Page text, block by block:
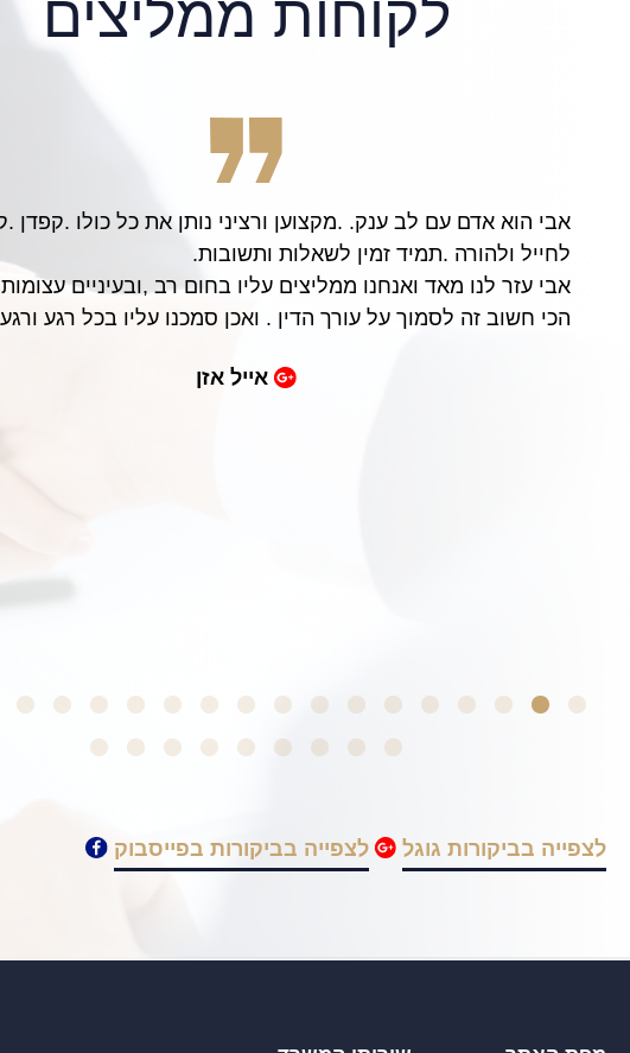
לקוחות ממליצים
אדם עם לב ענק. .מקצוען ורציני נותן את כל כולו .קפדן .קשוב
.תמיד זמין לשאלות ותשובות.
לנו מאד ואנחנו ממליצים עליו בחום רב ,ובעיניים עצומות ,.
זה לסמוך על עורך הדין . ואכן סמכנו עליו בכל רגע ורגע .
לצפייה בביקורות גוגל לצפייה בביקורות בפייסבוק